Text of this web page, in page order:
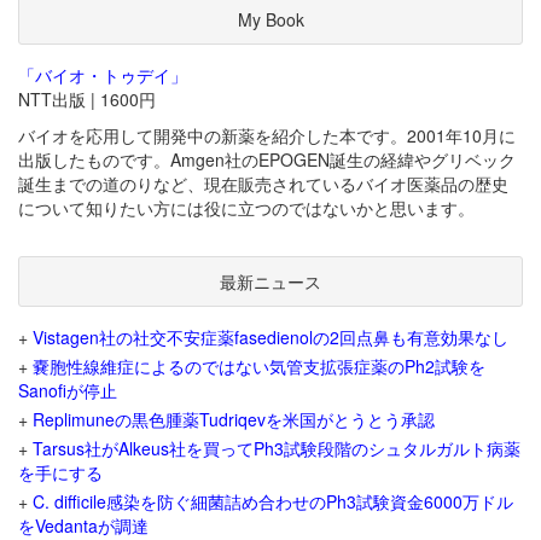
My Book
「バイオ・トゥデイ」
NTT出版 | 1600円
バイオを応用して開発中の新薬を紹介した本です。2001年10月に
出版したものです。Amgen社のEPOGEN誕生の経緯やグリベック
誕生までの道のりなど、現在販売されているバイオ医薬品の歴史
について知りたい方には役に立つのではないかと思います。
最新ニュース
+ Vistagen社の社交不安症薬fasedienolの2回点鼻も有意効果なし
+ 嚢胞性線維症によるのではない気管支拡張症薬のPh2試験を
Sanofiが停止
+ Replimuneの黒色腫薬Tudriqevを米国がとうとう承認
+ Tarsus社がAlkeus社を買ってPh3試験段階のシュタルガルト病薬
を手にする
+ C. difficile感染を防ぐ細菌詰め合わせのPh3試験資金6000万ドル
をVedantaが調達